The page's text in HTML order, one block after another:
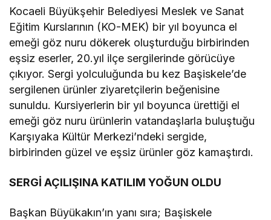
distribütörü oldu
Kocaeli Büyükşehir Belediyesi Meslek ve Sanat
Eğitim Kurslarının (KO-MEK) bir yıl boyunca el
emeği göz nuru dökerek oluşturduğu birbirinden
eşsiz eserler, 20.yıl ilçe sergilerinde görücüye
çıkıyor. Sergi yolculuğunda bu kez Başiskele’de
sergilenen ürünler ziyaretçilerin beğenisine
sunuldu. Kursiyerlerin bir yıl boyunca ürettiği el
emeği göz nuru ürünlerin vatandaşlarla buluştuğu
Karşıyaka Kültür Merkezi’ndeki sergide,
birbirinden güzel ve eşsiz ürünler göz kamaştırdı.
SERGİ AÇILIŞINA KATILIM YOĞUN OLDU
Başkan Büyükakın’ın yanı sıra; Başiskele